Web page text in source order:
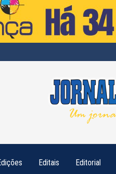
Editais Editorial